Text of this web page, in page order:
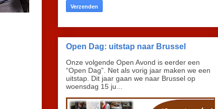
Open Dag: uitstap naar Brussel
Onze volgende Open Avond is eerder een
“Open Dag”. Net als vorig jaar maken we een
uitstap. Dit jaar gaan we naar Brussel op
woensdag 15 ju...